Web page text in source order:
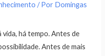
/ Por Domingas
há tempo. Antes de
Antes de mais